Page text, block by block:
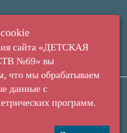
(+7 38 42) 53 67 22
права защищены. Использование
"Детская Школа Искусств №69" ©
сайта «ДЕТСКАЯ
№69» вы
что мы обрабатываем
данные с
программ.